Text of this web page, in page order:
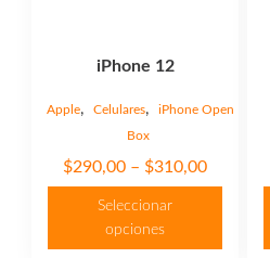
iPhone 12
Apple, Celulares,
iPhone Open
Box
$290,00 – $310,00Price
through
Seleccionar
opciones